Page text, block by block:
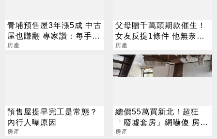
青埔預售屋3年漲5成 中古
屋也賺翻 專家讚：每手都
獲利
房產
父母贈千萬頭期款催生！
女友反提1條件 他無奈：
已讓步很多
房產
預售屋提早完工是常態？
內行人曝原因
房產
總價55萬買新北！超狂
「廢墟套房」網嚇傻 房仲
曝：剛賣掉一間
房產